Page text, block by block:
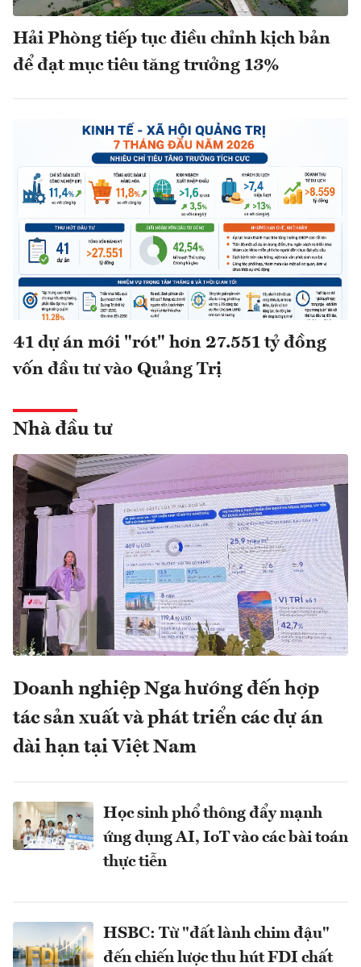
Hải Phòng tiếp tục điều chỉnh kịch bản
để đạt mục tiêu tăng trưởng 13%
41 dự án mới "rót" hơn 27.551 tỷ đồng
vốn đầu tư vào Quảng Trị
Nhà đầu tư
Doanh nghiệp Nga hướng đến hợp
tác sản xuất và phát triển các dự án
dài hạn tại Việt Nam
Học sinh phổ thông đẩy mạnh
ứng dụng AI, IoT vào các bài toán
thực tiễn
HSBC: Từ "đất lành chim đậu"
đến chiến lược thu hút FDI chất